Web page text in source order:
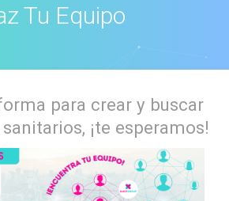
Tu Equipo
para crear y buscar
¡te esperamos!